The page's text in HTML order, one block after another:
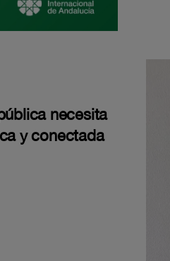
necesita
y conectada